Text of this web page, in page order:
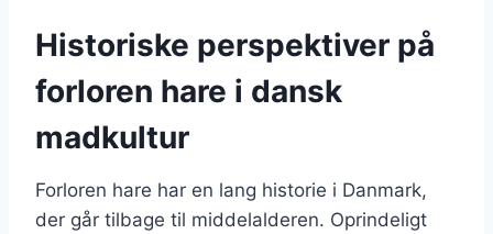
Historiske perspektiver på
forloren hare i dansk
madkultur
Forloren hare har en lang historie i Danmark,
der går tilbage til middelalderen. Oprindeligt